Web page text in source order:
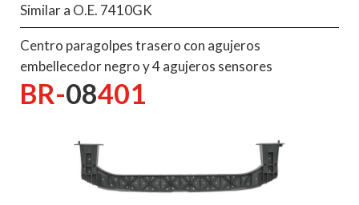
Similar a O.E. 7410GK
Centro paragolpes trasero con agujeros
embellecedor negro y 4 agujeros sensores
BR-08401